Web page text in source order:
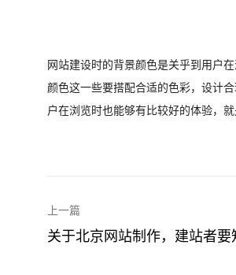
网站建设时的背景颜色是关乎到用户
颜色这一些要搭配合适的色彩，设计
户在浏览时也能够有比较好的体验，
上一篇
关于北京网站制作，建站者